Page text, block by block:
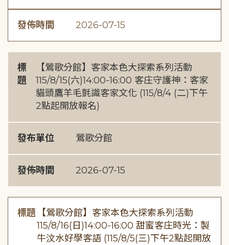
發佈時間 2026-07-15
標
題
【鶯歌分館】客家本色大探索系列活動
115/8/15(六)14:00-16:00 客庄守護神：客家
貓頭鷹羊毛氈識客家文化 (115/8/4 (二)下午
2點起開放報名)
發布單位 鶯歌分館
發佈時間 2026-07-15
標題 【鶯歌分館】客家本色大探索系列活動
115/8/16(日)14:00-16:00 甜蜜客庄時光：製
牛汶水好學客語 (115/8/5(三)下午2點起開放